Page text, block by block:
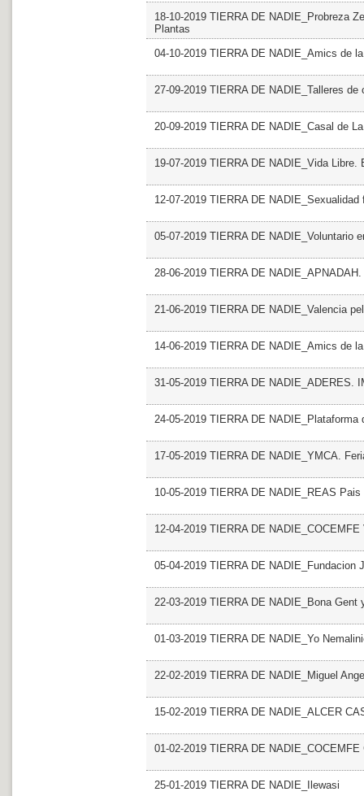
18-10-2019 TIERRA DE NADIE_Probreza
Plantas
04-10-2019 TIERRA DE NADIE_Amics de
27-09-2019 TIERRA DE NADIE_Talleres de
20-09-2019 TIERRA DE NADIE_Casal de
19-07-2019 TIERRA DE NADIE_Vida Libre.
12-07-2019 TIERRA DE NADIE_Sexualidad
05-07-2019 TIERRA DE NADIE_Voluntario
28-06-2019 TIERRA DE
21-06-2019 TIERRA DE NADIE_Valencia
14-06-2019 TIERRA DE NADIE_Amics de
31-05-2019 TIERRA DE NADIE_ADERES.
24-05-2019 TIERRA DE
17-05-2019 TIERRA DE NADIE_YMCA.
10-05-2019 TIERRA DE NADIE_REAS
12-04-2019 TIERRA DE NADIE_COCEMFE
05-04-2019 TIERRA DE NADIE_Fundacion
22-03-2019 TIERRA DE NADIE_Bona Gent
01-03-2019 TIERRA DE NADIE_Yo
22-02-2019 TIERRA DE NADIE_Miguel
15-02-2019 TIERRA DE NADIE_ALCER
01-02-2019 TIERRA DE NADIE_COCEMFE
25-01-2019 TIERRA DE NADIE_Ilewasi